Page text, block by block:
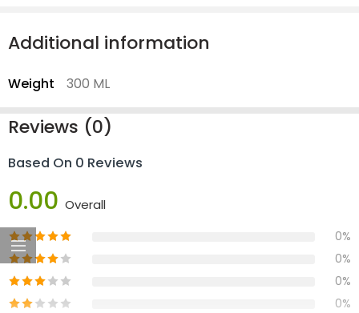
Additional information
Weight 300 ML
Reviews (0)
Based On 0 Reviews
0.00 Overall
0%
0%
0%
0%